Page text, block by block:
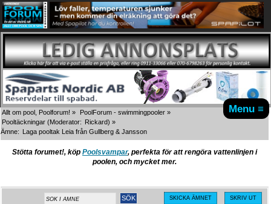
Menu ≡
Allt om pool, Poolforum! » PoolForum - swimmingpooler »
Pooltäckningar (Moderator: Rickard) »
Ämne: Laga pooltak Leia från Gullberg & Jansson
Stötta forumet!, köp Poolsvampar, perfekta för att rengöra vattenlinjen i
poolen, och mycket mer.
SKICKA ÄMNET SKRIV UT